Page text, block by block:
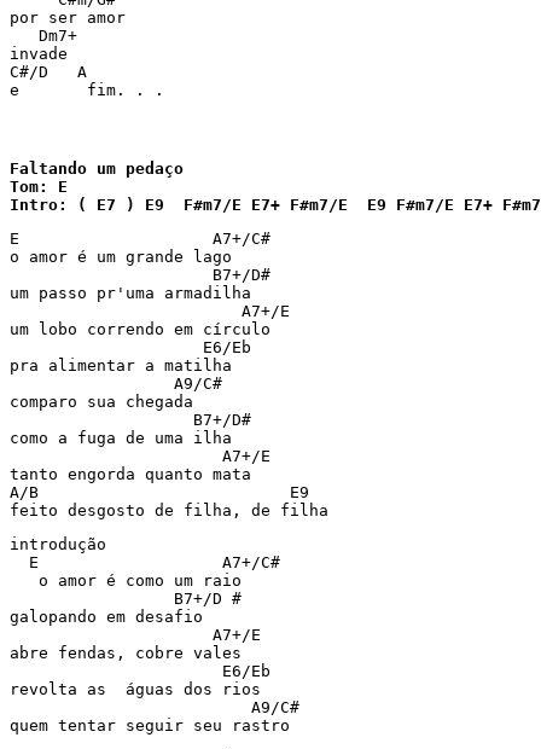
por ser amor
   Dm7+
invade
C#/D   A
e       fim. . .
Faltando um pedaço
Tom: E
Intro: ( E7 ) E9  F#m7/E E7+ F#m7/E  E9 F#m7/E E7+
E                    A7+/C#
o amor é um grande lago
                     B7+/D#
um passo pr'uma armadilha
                        A7+/E
um lobo correndo em círculo
                    E6/Eb
pra alimentar a matilha
                 A9/C#
comparo sua chegada
                   B7+/D#
como a fuga de uma ilha
                      A7+/E
tanto engorda quanto mata
A/B                          E9
introdução
  E                   A7+/C#
   o amor é como um raio
                 B7+/D #
galopando em desafio
                     A7+/E
abre fendas, cobre vales
                      E6/Eb
revolta as  águas dos rios
                         A9/C#
quem tentar seguir seu rastro